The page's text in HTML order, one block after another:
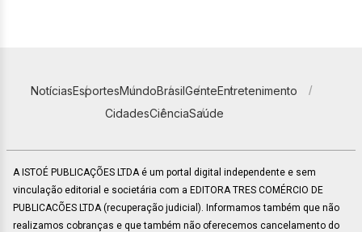
NotíciasEsportesMundoBrasilGenteEntretenimento
CidadesCiênciaSaúde
A ISTOÉ PUBLICAÇÕES LTDA é um portal digital independente e sem
vinculação editorial e societária com a EDITORA TRES COMÉRCIO DE
PUBLICACÕES LTDA (recuperação judicial). Informamos também que não
realizamos cobranças e que também não oferecemos cancelamento do